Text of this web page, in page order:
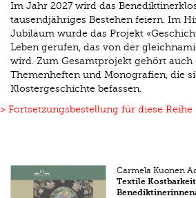
Im Jahr 2027 wird das
tausendjähriges Bestehen feiern. Im
Jubiläum wurde das Projekt
Leben gerufen, das von der
wird. Zum Gesamtprojekt gehört auch
Themenheften und Monografien, die
Klostergeschichte befassen.
> Fortsetzungsbestellung für diese Reihe
Carmela Kuonen
Textile